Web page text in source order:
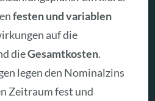
festen und variablen
auf die
dieGesamtkosten.
legen den Nominalzins
Zeitraum fest und